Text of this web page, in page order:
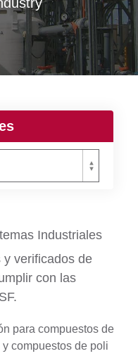
Industriales
y verificados de
con las
para compuestos de
compuestos de poli